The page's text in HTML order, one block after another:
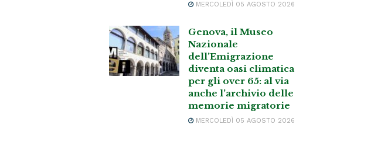
MERCOLEDÌ 05 AGOSTO 2026
Genova, il Museo
Nazionale
dell’Emigrazione
diventa oasi climatica
per gli over 65: al via
anche l’archivio delle
memorie migratorie
MERCOLEDÌ 05 AGOSTO 2026